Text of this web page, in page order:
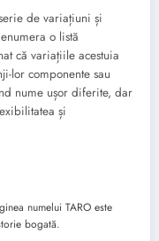
de variațiuni și
o listă
că variațiile acestuia
lor componente sau
nume ușor diferite, dar
și
numelui TARO este
bogată.